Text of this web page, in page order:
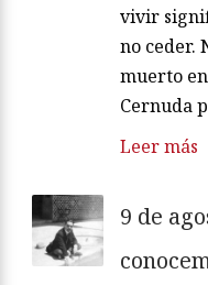
vivir
no ceder.
muerto
Cernuda
Leer más
9 de